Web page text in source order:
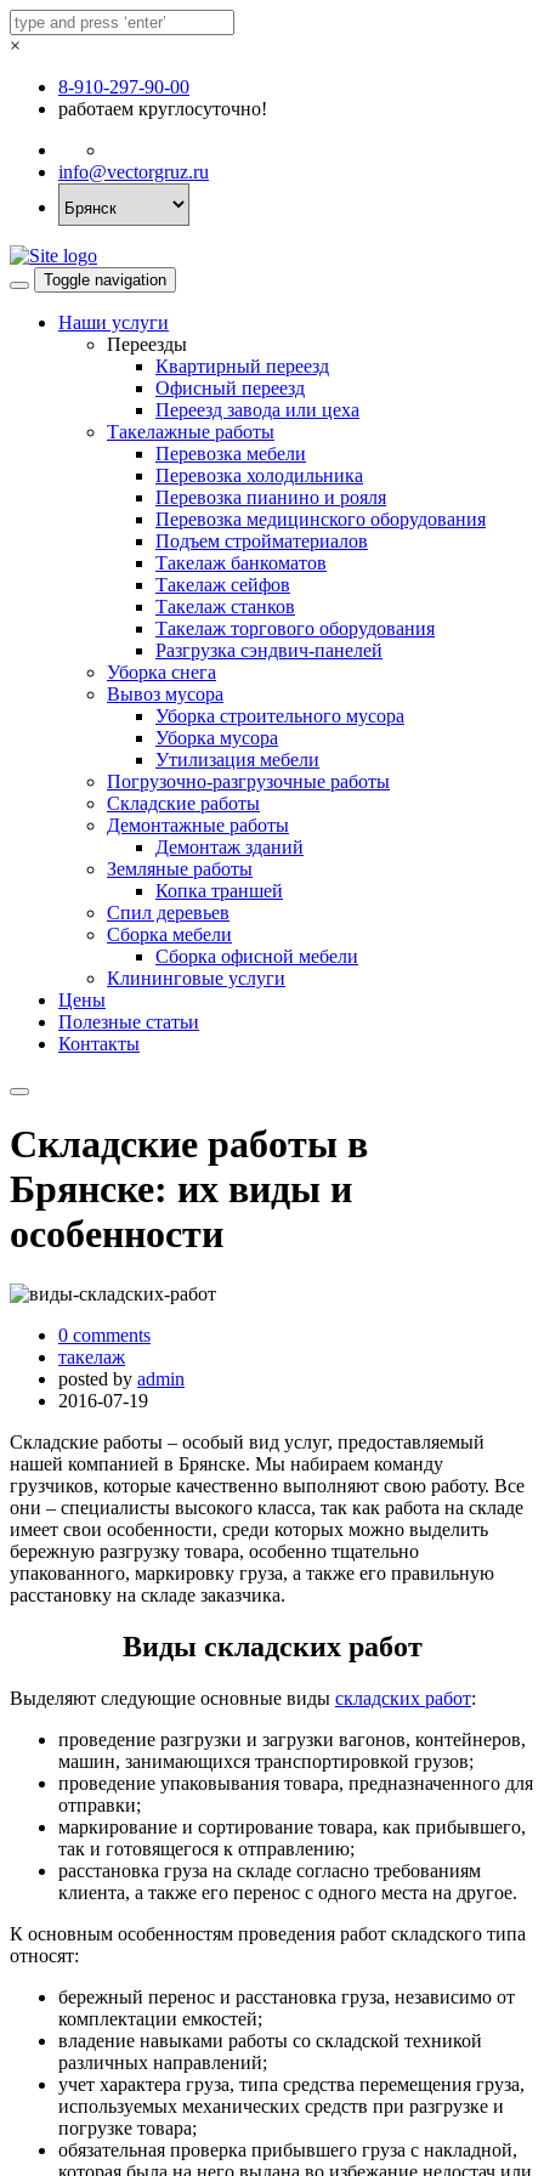
×
8-910-297-90-00
работаем круглосуточно!
info@vectorgruz.ru
Toggle navigation
Наши услуги
Переезды
Квартирный переезд
Офисный переезд
Переезд завода или цеха
Такелажные работы
Перевозка мебели
Перевозка холодильника
Перевозка пианино и рояля
Перевозка медицинского оборудования
Подъем стройматериалов
Такелаж банкоматов
Такелаж сейфов
Такелаж станков
Такелаж торгового оборудования
Разгрузка сэндвич-панелей
Уборка снега
Вывоз мусора
Уборка строительного мусора
Уборка мусора
Утилизация мебели
Погрузочно-разгрузочные работы
Складские работы
Демонтажные работы
Демонтаж зданий
Земляные работы
Копка траншей
Спил деревьев
Сборка мебели
Сборка офисной мебели
Клининговые услуги
Цены
Полезные статьи
Контакты
Складские работы в
Брянске: их виды и
особенности
0 comments
такелаж
posted by admin
2016-07-19
Складские работы – особый вид услуг, предоставляемый
нашей компанией в Брянске. Мы набираем команду
грузчиков, которые качественно выполняют свою работу. Все
они – специалисты высокого класса, так как работа на складе
имеет свои особенности, среди которых можно выделить
бережную разгрузку товара, особенно тщательно
упакованного, маркировку груза, а также его правильную
расстановку на складе заказчика.
Виды складских работ
Выделяют следующие основные виды складских работ:
проведение разгрузки и загрузки вагонов, контейнеров,
машин, занимающихся транспортировкой грузов;
проведение упаковывания товара, предназначенного для
отправки;
маркирование и сортирование товара, как прибывшего,
так и готовящегося к отправлению;
расстановка груза на складе согласно требованиям
клиента, а также его перенос с одного места на другое.
К основным особенностям проведения работ складского типа
относят:
бережный перенос и расстановка груза, независимо от
комплектации емкостей;
владение навыками работы со складской техникой
различных направлений;
учет характера груза, типа средства перемещения груза,
используемых механических средств при разгрузке и
погрузке товара;
обязательная проверка прибывшего груза с накладной,
которая была на него выдана во избежание недостач или